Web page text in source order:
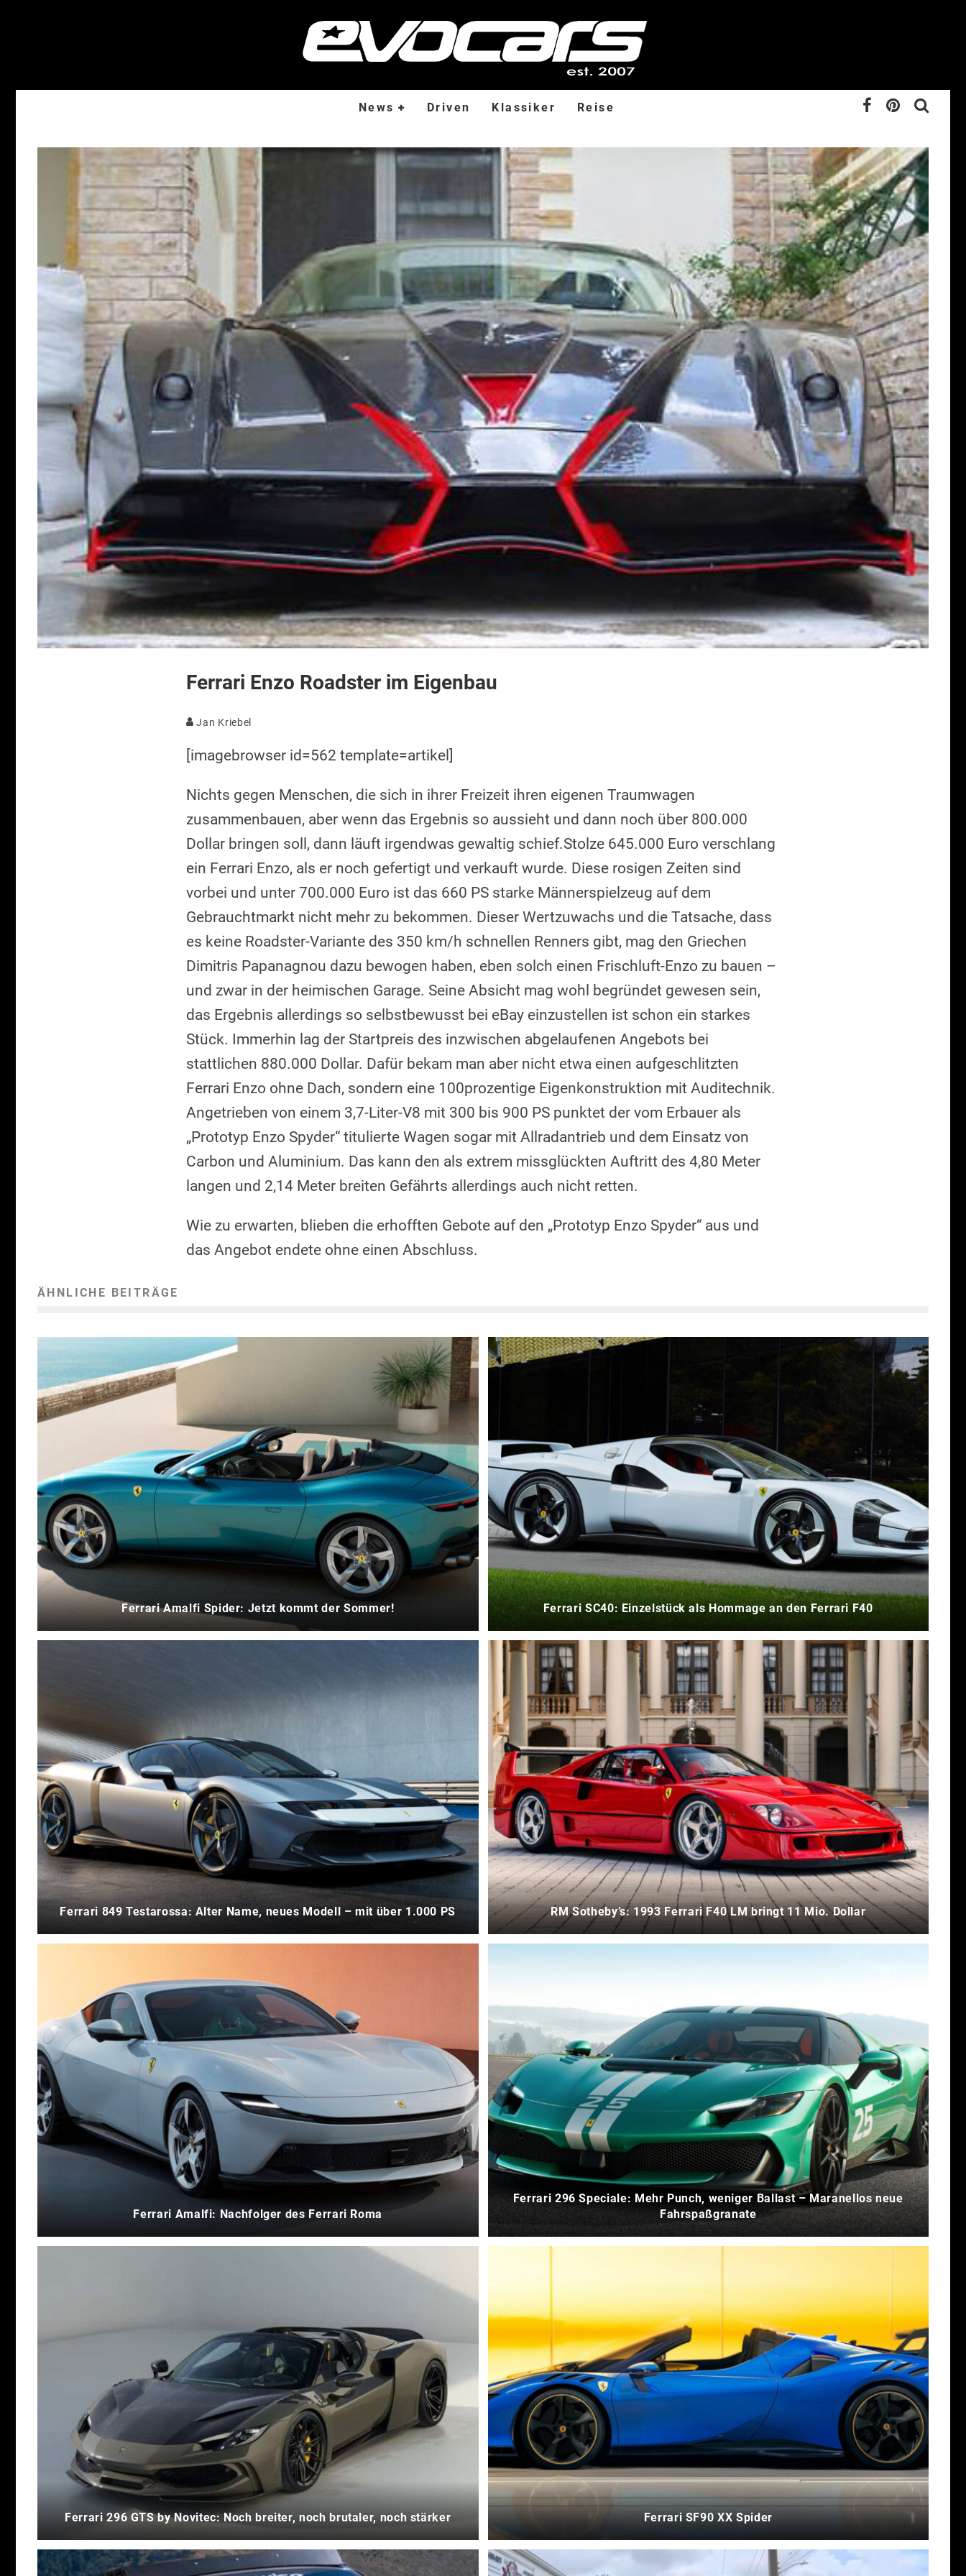
News Driven Klassiker Reise
Ferrari Enzo Roadster im Eigenbau
Jan Kriebel
[imagebrowser id=562 template=artikel]
Nichts gegen Menschen, die sich in ihrer Freizeit ihren eigenen Traumwagen
zusammenbauen, aber wenn das Ergebnis so aussieht und dann noch über 800.000
Dollar bringen soll, dann läuft irgendwas gewaltig schief.Stolze 645.000 Euro verschlang
ein Ferrari Enzo, als er noch gefertigt und verkauft wurde. Diese rosigen Zeiten sind
vorbei und unter 700.000 Euro ist das 660 PS starke Männerspielzeug auf dem
Gebrauchtmarkt nicht mehr zu bekommen. Dieser Wertzuwachs und die Tatsache, dass
es keine Roadster-Variante des 350 km/h schnellen Renners gibt, mag den Griechen
Dimitris Papanagnou dazu bewogen haben, eben solch einen Frischluft-Enzo zu bauen –
und zwar in der heimischen Garage. Seine Absicht mag wohl begründet gewesen sein,
das Ergebnis allerdings so selbstbewusst bei eBay einzustellen ist schon ein starkes
Stück. Immerhin lag der Startpreis des inzwischen abgelaufenen Angebots bei
stattlichen 880.000 Dollar. Dafür bekam man aber nicht etwa einen aufgeschlitzten
Ferrari Enzo ohne Dach, sondern eine 100prozentige Eigenkonstruktion mit Auditechnik.
Angetrieben von einem 3,7-Liter-V8 mit 300 bis 900 PS punktet der vom Erbauer als
„Prototyp Enzo Spyder“ titulierte Wagen sogar mit Allradantrieb und dem Einsatz von
Carbon und Aluminium. Das kann den als extrem missglückten Auftritt des 4,80 Meter
langen und 2,14 Meter breiten Gefährts allerdings auch nicht retten.
Wie zu erwarten, blieben die erhofften Gebote auf den „Prototyp Enzo Spyder“ aus und
das Angebot endete ohne einen Abschluss.
ÄHNLICHE BEITRÄGE
Ferrari Amalfi Spider: Jetzt kommt der Sommer! Ferrari SC40: Einzelstück als Hommage an den Ferrari F40
Ferrari 849 Testarossa: Alter Name, neues Modell – mit über 1.000 PS RM Sotheby’s: 1993 Ferrari F40 LM bringt 11 Mio. Dollar
Ferrari Amalfi: Nachfolger des Ferrari Roma
Ferrari 296 Speciale: Mehr Punch, weniger Ballast – Maranellos neue
Fahrspaßgranate
Ferrari 296 GTS by Novitec: Noch breiter, noch brutaler, noch stärker Ferrari SF90 XX Spider